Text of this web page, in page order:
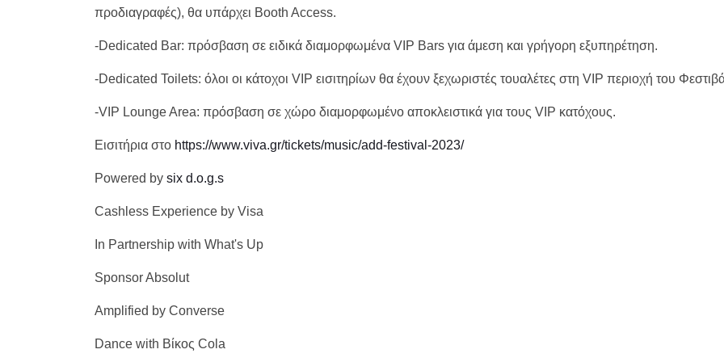
προδιαγραφές), θα υπάρχει Booth Access.
-Dedicated Bar: πρόσβαση σε ειδικά διαμορφωμένα VIP Bars για άμεση και γρήγορη εξυπηρέτηση.
-Dedicated Toilets: όλοι οι κάτοχοι VIP εισιτηρίων θα έχουν ξεχωριστές τουαλέτες στη VIP περιοχή του
-VIP Lounge Area: πρόσβαση σε χώρο διαμορφωμένο αποκλειστικά για τους VIP κατόχους.
Εισιτήρια στο https://www.viva.gr/tickets/music/add-festival-2023/
Powered by six d.o.g.s
Cashless Experience by Visa
In Partnership with What's Up
Sponsor Absolut
Amplified by Converse
Dance with Βίκος Cola